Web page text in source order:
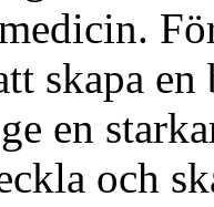
skapa
en
och